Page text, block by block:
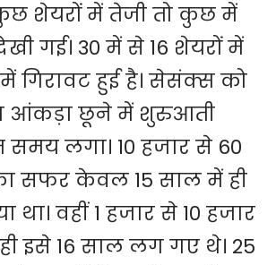
शेयरों में तेजी तो कुछ में
गई। 30 में से 16 शेयरों में
गिरावट हुई है। सेसंक्स को
आंकड़ा छूने में शुरुआती
लगा। 10 हजार से 60
सफर केवल 15 साल में ही
था। वहीं 1 हजार से 10 हजार
इसे 16 साल लग गए थे। 25